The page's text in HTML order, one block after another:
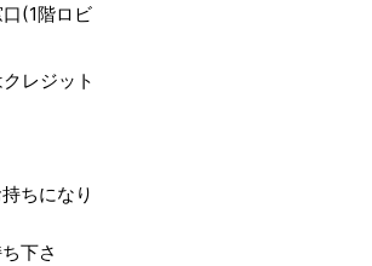
(1階ロビ
レジット
ちになり
下さ